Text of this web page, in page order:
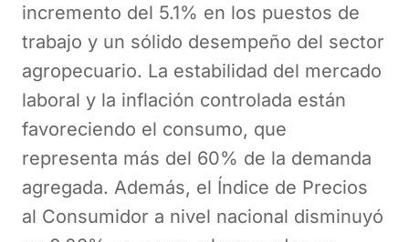
incremento del 5.1% en los puestos de
trabajo y un sólido desempeño del sector
agropecuario. La estabilidad del mercado
laboral y la inflación controlada están
favoreciendo el consumo, que
representa más del 60% de la demanda
agregada. Además, el Índice de Precios
al Consumidor a nivel nacional disminuyó